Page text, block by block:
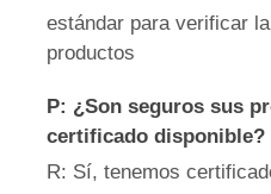
estándar para verificar
productos
P: ¿Son seguros sus
certificado disponible?
R: Sí, tenemos